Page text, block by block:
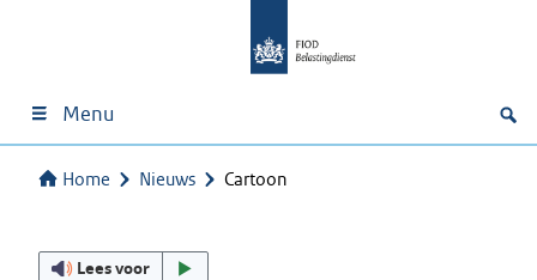
Menu
Home Nieuws Cartoon
Lees voor